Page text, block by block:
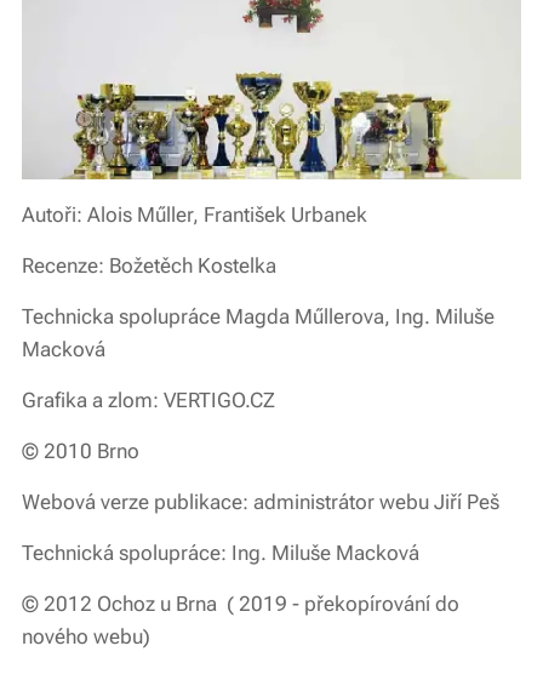
Autoři: Alois Műller, František Urbanek
Recenze: Božetěch Kostelka
Technicka spolupráce Magda Műllerova, Ing. Miluše
Macková
Grafika a zlom: VERTIGO.CZ
© 2010 Brno
Webová verze publikace: administrátor webu Jiří Peš
Technická spolupráce: Ing. Miluše Macková
© 2012 Ochoz u Brna ( 2019 - překopírování do
nového webu)